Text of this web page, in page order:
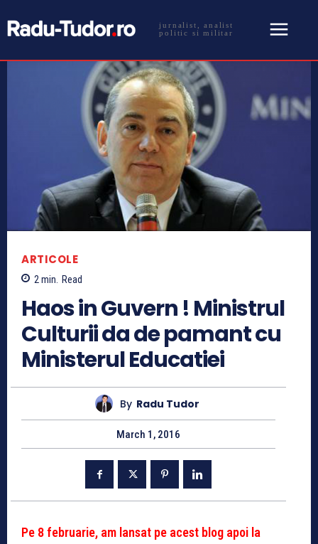
jurnalist, analist
politic si militar
ARTICOLE
2 min. Read
Haos in Guvern ! Ministrul
Culturii da de pamant cu
Ministerul Educatiei
By Radu Tudor
March 1, 2016
Pe 8 februarie, am lansat pe acest blog apoi la